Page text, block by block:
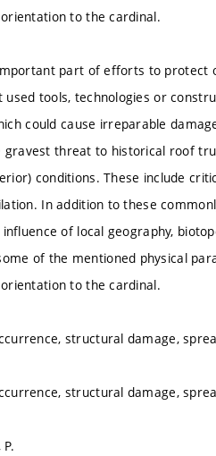
to the cardinal.
part of efforts to protect
tools, technologies or
could cause irreparable
threat to historical roof
conditions. These include
In addition to these
of local geography,
of the mentioned physical
to the cardinal.
structural damage,
structural damage,